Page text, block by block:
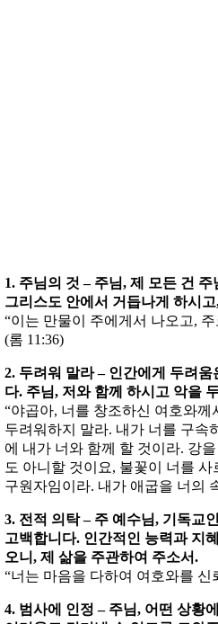
1. 주님의 것 – 주님, 제 모든 건
그리스도 안에서 거듭나게 하시
“이는 만물이 주에게서 나오고,
(롬 11:36)
2. 두려워 말라 – 인간에게 두려
다. 주님, 저와 함께 하시고 악을
“야곱아, 너를 창조하신 여호와
두려워하지 말라. 내가 너를 구속
에 내가 너와 함께 할 것이라. 강
도 아니할 것이요, 불꽃이 너를
구원자임이라. 내가 애굽을 너의
3. 전적 의탁 – 주 예수님, 기독교
고백합니다. 인간적인 능력과 지
오니, 제 삶을 주관하여 주소서.
“너는 마음을 다하여 여호와를 신
4. 범사에 인정 – 주님, 어떤 상황